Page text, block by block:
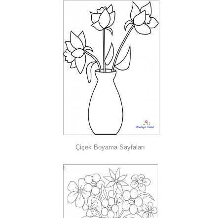
Çiçek Boyama Sayfaları